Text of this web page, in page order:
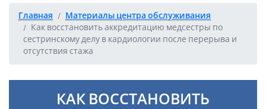
Главная
Материалы центра обслуживания
Как восстановить аккредитацию медсестры по
сестринскому делу в кардиологии после перерыва и
отсутствия стажа
КАК ВОССТАНОВИТЬ